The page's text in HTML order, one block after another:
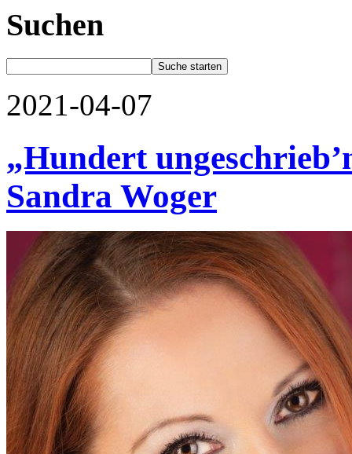
Suchen
2021-04-07
„Hundert
Sandra Woger